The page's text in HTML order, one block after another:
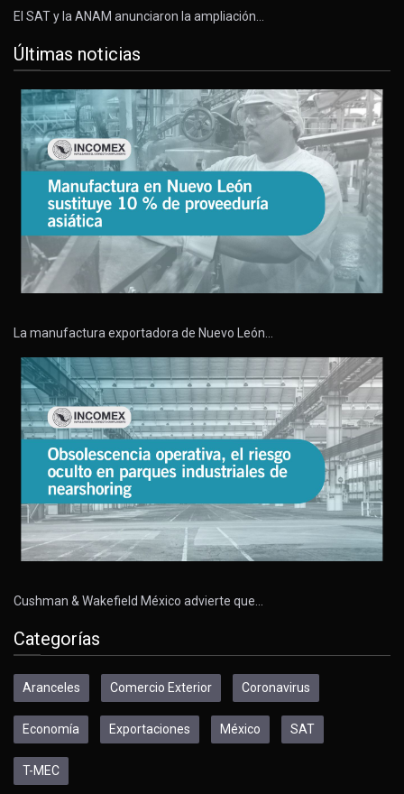
El SAT y la ANAM anunciaron la ampliación…
Últimas noticias
La manufactura exportadora de Nuevo León…
Cushman & Wakefield México advierte que…
Categorías
Aranceles Comercio Exterior Coronavirus
Economía Exportaciones México SAT
T-MEC